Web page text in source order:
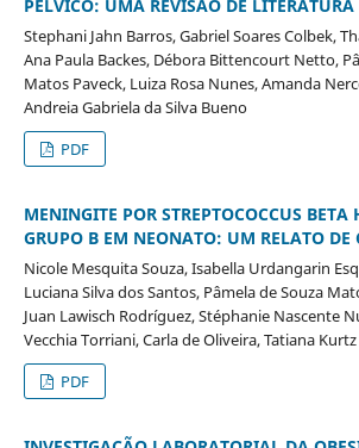
PÉLVICO: UMA REVISÃO DE LITERATURA
Stephani Jahn Barros, Gabriel Soares Colbek,
Ana Paula Backes, Débora Bittencourt Netto,
Matos Paveck, Luiza Rosa Nunes, Amanda
Andreia Gabriela da Silva Bueno
PDF
MENINGITE POR STREPTOCOCCUS
GRUPO B EM NEONATO: UM RELATO DE
Nicole Mesquita Souza, Isabella Urdangarin
Luciana Silva dos Santos, Pâmela de Souza
Juan Lawisch Rodríguez, Stéphanie Nascente
Vecchia Torriani, Carla de Oliveira, Tatiana Kurtz
PDF